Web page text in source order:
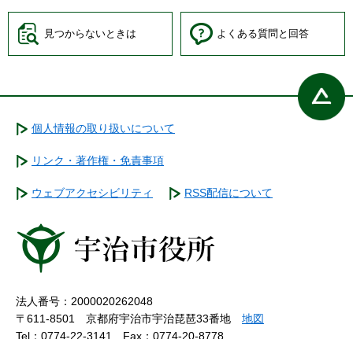
見つからないときは よくある質問と回答
個人情報の取り扱いについて
リンク・著作権・免責事項
ウェブアクセシビリティ RSS配信について
法人番号：2000020262048
〒611-8501 京都府宇治市宇治琵琶33番地 地図
Tel：0774-22-3141
Fax：0774-20-8778